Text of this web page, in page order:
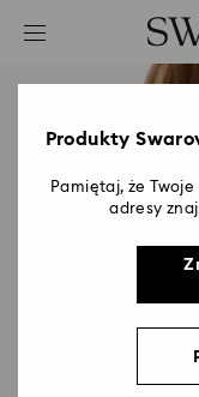
Lista kluczy dostępu
2 - Stopka
Produkty
Pamiętaj, że
adresy